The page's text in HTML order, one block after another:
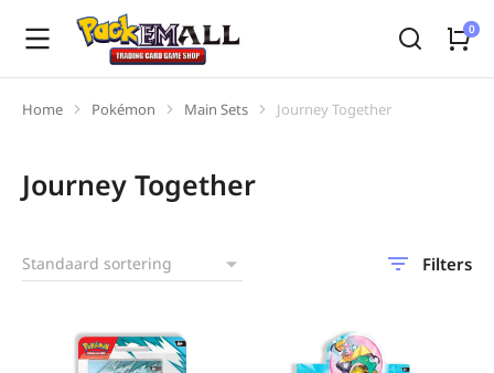
Je bent hier:
Home Pokémon Main Sets Journey Together
Journey Together
Filters